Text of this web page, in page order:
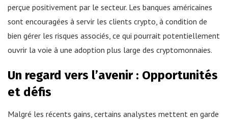
perçue positivement par le secteur. Les banques américaines
sont encouragées à servir les clients crypto, à condition de
bien gérer les risques associés, ce qui pourrait potentiellement
ouvrir la voie à une adoption plus large des cryptomonnaies.
Un regard vers l’avenir : Opportunités
et défis
Malgré les récents gains, certains analystes mettent en garde